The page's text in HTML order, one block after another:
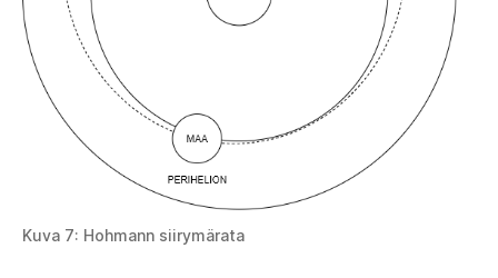
Kuva 7: Hohmann siirymärata